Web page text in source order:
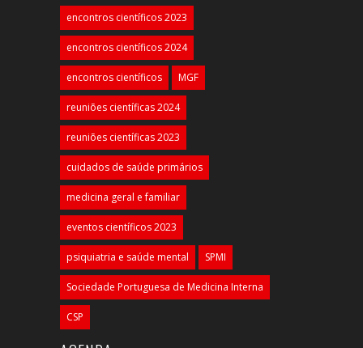
encontros científicos 2023
encontros científicos 2024
encontros científicos MGF
reuniões científicas 2024
reuniões científicas 2023
cuidados de saúde primários
medicina geral e familiar
eventos científicos 2023
psiquiatria e saúde mental SPMI
Sociedade Portuguesa de Medicina Interna
CSP